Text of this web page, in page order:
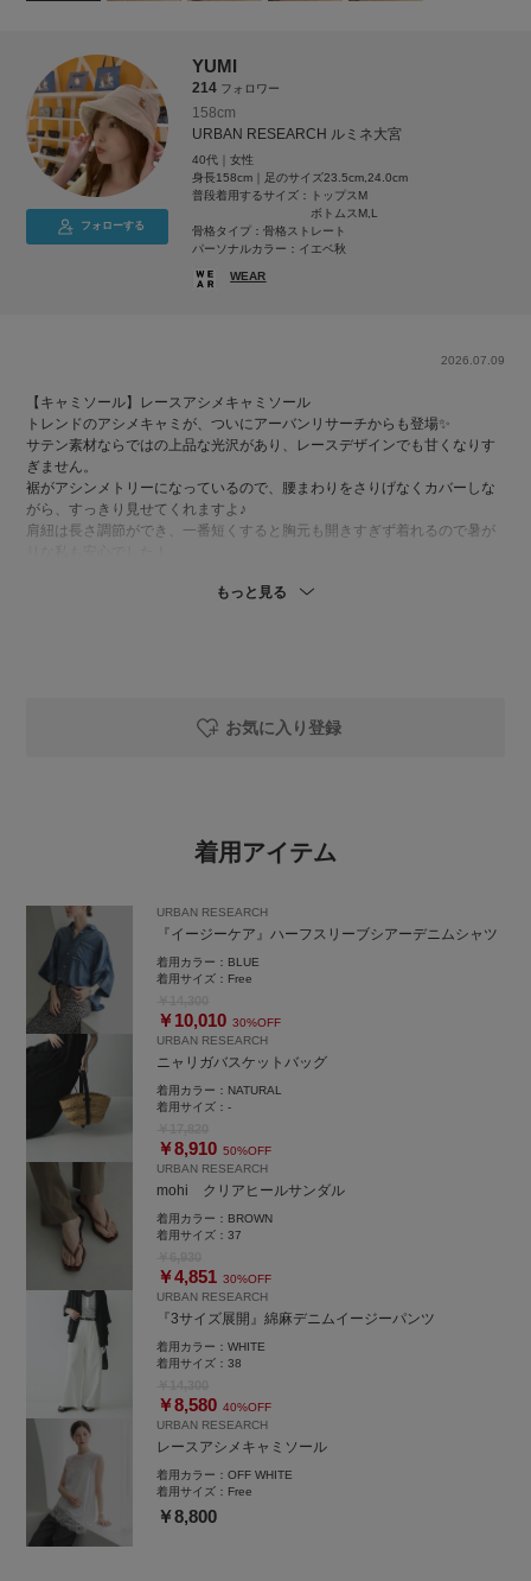
フォローする
YUMI
214 フォロワー
158cm
URBAN RESEARCH ルミネ大宮
40代｜女性
身長158cm｜足のサイズ23.5cm,24.0cm
普段着用するサイズ：
トップスM
ボトムスM,L
骨格タイプ：骨格ストレート
パーソナルカラー：イエベ秋
WEAR
2026.07.09
【キャミソール】レースアシメキャミソール
トレンドのアシメキャミが、ついにアーバンリサーチからも登場✨
サテン素材ならではの上品な光沢があり、レースデザインでも甘くなりす
ぎません。
裾がアシンメトリーになっているので、腰まわりをさりげなくカバーしな
がら、すっきり見せてくれますよ♪
肩紐は長さ調節ができ、一番短くすると胸元も開きすぎず着れるので暑が
【シャツ】ハーフスリーブシアーデニムシャツ
ややオーバーサイズでリラックス感のある着心地。
ウエストはゴム仕様で楽ちんなのにフロントはジッパー&ホック付き。
ゴムのおかげでウエストもゆとりがあって、丈もぴったりでした！
体型悩みも含めたリアルな着用感が参考になれば嬉しいです！
フォロー・お気に入り登録もお気軽に！
URBAN RESEARCH ルミネ大宮店
📞TEL: 050-2017-9009
もっと見る
お気に入り登録
着用アイテム
URBAN RESEARCH
『イージーケア』ハーフスリーブシアーデニムシャツ
着用カラー： BLUE
着用サイズ： Free
￥10,010 30%OFF
URBAN RESEARCH
ニャリガバスケットバッグ
着用カラー： NATURAL
着用サイズ：-
￥8,910 50%OFF
URBAN RESEARCH
mohi クリアヒールサンダル
着用カラー： BROWN
着用サイズ：37
￥4,851 30%OFF
URBAN RESEARCH
『3サイズ展開』綿麻デニムイージーパンツ
着用カラー：WHITE
着用サイズ：38
￥8,580 40%OFF
URBAN RESEARCH
レースアシメキャミソール
着用カラー：OFF WHITE
着用サイズ： Free
￥8,800